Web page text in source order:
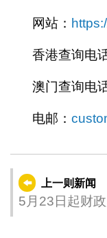
网站：
香港查询电
澳门查询电
电邮：
上一则新闻
5月23日起财